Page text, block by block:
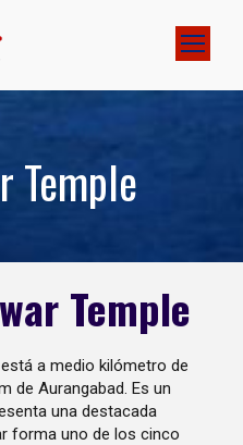
Temple
Temple
a medio kilómetro de
de Aurangabad. Es un
una destacada
forma uno de los cinco